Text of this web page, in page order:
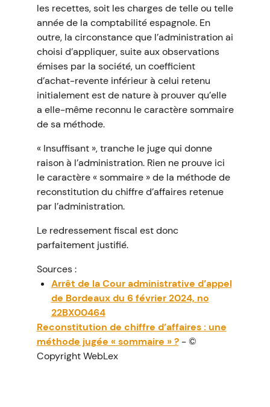
les recettes, soit les charges de telle ou telle
année de la comptabilité espagnole. En
outre, la circonstance que l’administration ai
choisi d’appliquer, suite aux observations
émises par la société, un coefficient
d’achat-revente inférieur à celui retenu
initialement est de nature à prouver qu’elle
a elle-même reconnu le caractère sommaire
de sa méthode.
« Insuffisant », tranche le juge qui donne
raison à l’administration. Rien ne prouve ici
le caractère « sommaire » de la méthode de
reconstitution du chiffre d’affaires retenue
par l’administration.
Le redressement fiscal est donc
parfaitement justifié.
Sources :
Arrêt de la Cour administrative d’appel
de Bordeaux du 6 février 2024, no
22BX00464
Reconstitution de chiffre d’affaires : une
méthode jugée « sommaire » ?- ©
Copyright WebLex